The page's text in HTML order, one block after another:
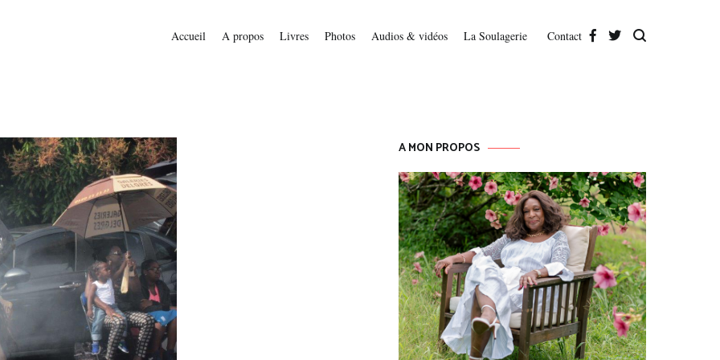
Accueil A propos Livres Photos Audios & vidéos La Soulagerie Contact
A MON PROPOS